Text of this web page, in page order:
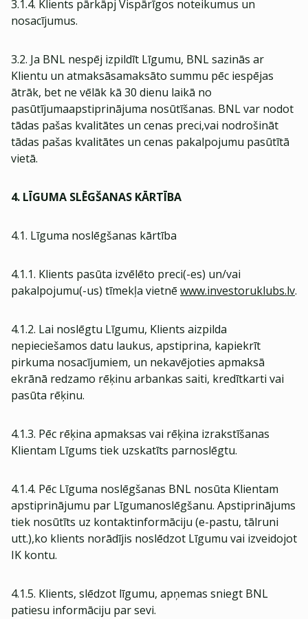
3.1.4. Klients pārkāpj Vispārīgos noteikumus un
nosacījumus.
3.2. Ja BNL nespēj izpildīt Līgumu, BNL sazinās ar
Klientu un atmaksāsamaksāto summu pēc iespējas
ātrāk, bet ne vēlāk kā 30 dienu laikā no
pasūtījumaapstiprinājuma nosūtīšanas. BNL var nodot
tādas pašas kvalitātes un cenas preci,vai nodrošināt
tādas pašas kvalitātes un cenas pakalpojumu pasūtītā
vietā.
4. LĪGUMA SLĒGŠANAS KĀRTĪBA
4.1. Līguma noslēgšanas kārtība
4.1.1. Klients pasūta izvēlēto preci(-es) un/vai
pakalpojumu(-us) tīmekļa vietnē www.investoruklubs.lv.
4.1.2. Lai noslēgtu Līgumu, Klients aizpilda
nepieciešamos datu laukus, apstiprina, kapiekrīt
pirkuma nosacījumiem, un nekavējoties apmaksā
ekrānā redzamo rēķinu arbankas saiti, kredītkarti vai
pasūta rēķinu.
4.1.3. Pēc rēķina apmaksas vai rēķina izrakstīšanas
Klientam Līgums tiek uzskatīts parnoslēgtu.
4.1.4. Pēc Līguma noslēgšanas BNL nosūta Klientam
apstiprinājumu par Līgumanoslēgšanu. Apstiprinājums
tiek nosūtīts uz kontaktinformāciju (e-pastu, tālruni
utt.),ko klients norādījis noslēdzot Līgumu vai izveidojot
IK kontu.
4.1.5. Klients, slēdzot līgumu, apņemas sniegt BNL
patiesu informāciju par sevi.